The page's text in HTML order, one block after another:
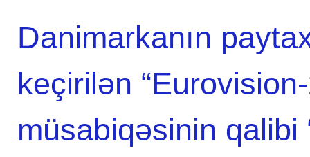
Danimarkanın
keçirilən
müsabiqəsinin qalibi